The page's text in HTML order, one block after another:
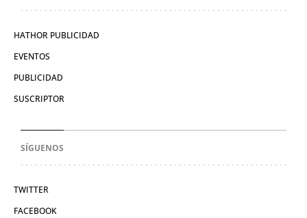
HATHOR PUBLICIDAD
EVENTOS
PUBLICIDAD
SUSCRIPTOR
SÍGUENOS
TWITTER
FACEBOOK